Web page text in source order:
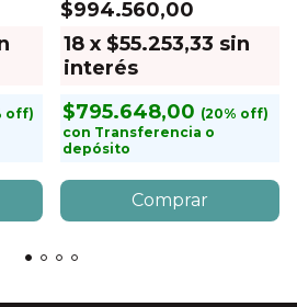
$994.560,00
18 x $55.253,33 sin
interés
$795.648,00
con Transferencia o
depósito